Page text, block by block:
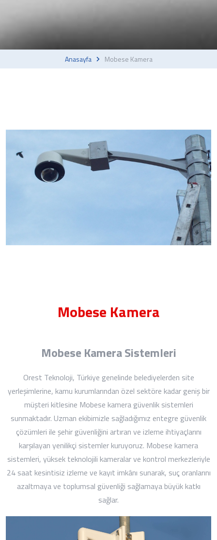
Anasayfa Mobese Kamera
Mobese Kamera
Mobese Kamera Sistemleri
Orest Teknoloji, Türkiye genelinde belediyelerden site
yerleşimlerine, kamu kurumlarından özel sektöre kadar geniş bir
müşteri kitlesine Mobese kamera güvenlik sistemleri
sunmaktadır. Uzman ekibimizle sağladığımız entegre güvenlik
çözümleri ile şehir güvenliğini artıran ve izleme ihtiyaçlarını
karşılayan yenilikçi sistemler kuruyoruz. Mobese kamera
sistemleri, yüksek teknolojili kameralar ve kontrol merkezleriyle
24 saat kesintisiz izleme ve kayıt imkânı sunarak, suç oranlarını
azaltmaya ve toplumsal güvenliği sağlamaya büyük katkı
sağlar.